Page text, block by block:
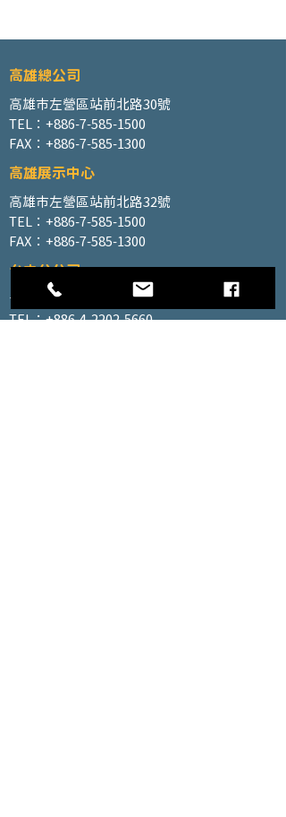
高雄總公司
高雄市左營區站前北路30號
TEL：+886-7-585-1500
FAX：+886-7-585-1300
高雄展示中心
高雄市左營區站前北路32號
TEL：+886-7-585-1500
FAX：+886-7-585-1300
台中分公司
台中市北區太原路二段66號3樓
TEL：+886-4-2202-5660